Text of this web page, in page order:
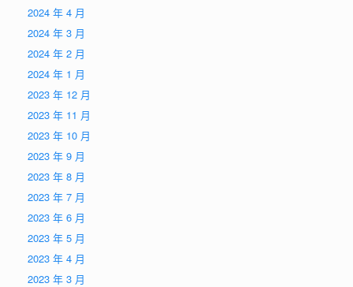
2024 年 4 月
2024 年 3 月
2024 年 2 月
2024 年 1 月
2023 年 12 月
2023 年 11 月
2023 年 10 月
2023 年 9 月
2023 年 8 月
2023 年 7 月
2023 年 6 月
2023 年 5 月
2023 年 4 月
2023 年 3 月